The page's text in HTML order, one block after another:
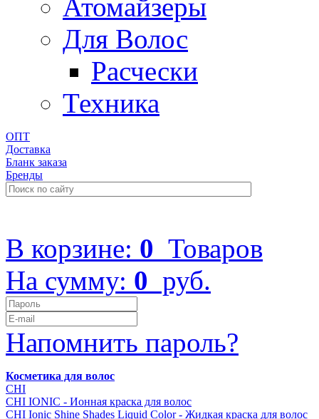
Атомайзеры
Для Волос
Расчески
Техника
ОПТ
Доставка
Бланк заказа
Бренды
В корзине: 0 Товаров
На сумму: 0 руб.
Напомнить пароль?
Косметика для волос
CHI
CHI IONIC - Ионная краска для волос
CHI Ionic Shine Shades Liquid Color - Жидкая краска для волос